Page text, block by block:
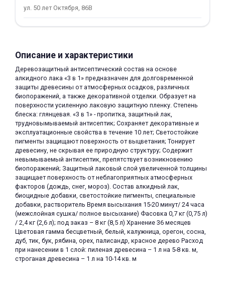
ул. 50 лет Октября, 86В
Описание и характеристики
Деревозащитный антисептический состав на основе
алкидного лака «3 в 1» предназначен для долговременной
защиты древесины от атмосферных осадков, различных
биопоражений, а также декоративной отделки. Образует на
поверхности усиленную лаковую защитную пленку. Степень
блеска: глянцевая. «3 в 1» - пропитка, защитный лак,
трудновымываемый антисептик; Сохраняет декоративные и
эксплуатационные свойства в течение 10 лет; Светостойкие
пигменты защищают поверхность от выцветания; Тонирует
древесину, не скрывая ее природную структуру; Содержит
невымываемый антисептик, препятствует возникновению
биопоражений; Защитный лаковый слой увеличенной толщины
защищает поверхность от неблагоприятных атмосферных
факторов (дождь, снег, мороз). Состав алкидный лак,
биоцидные добавки, светостойкие пигменты, специальные
добавки, растворитель Время высыхания 15-20 минут/ 24 часа
(межслойная сушка/ полное высыхание) Фасовка 0,7 кг (0,75 л)
/ 2,4 кг (2,6 л); под заказ – 8 кг (8,5 л) Хранение 36 месяцев
Цветовая гамма бесцветный, белый, калужница, орегон, сосна,
дуб, тик, бук, рябина, орех, палисандр, красное дерево Расход
при нанесении в 1 слой: пиленая древесина – 1 л на 5-8 кв. м,
строганая древесина – 1 л на 10-14 кв. м
Оставшиеся75
списыватьсяс вашей карты
Подробнее
об оплате Плайтом
25
раз в 2
недели
Остались вопросы?
8 800 302-02-51
plait.ru